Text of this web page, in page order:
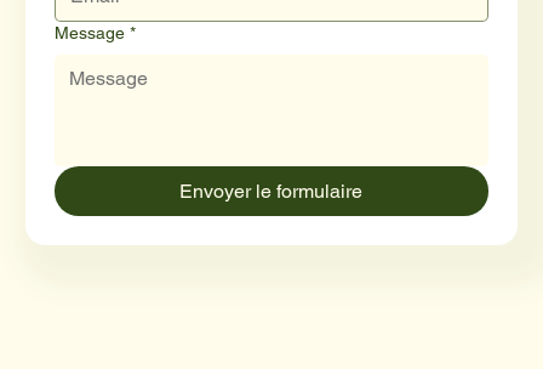
Message *
Envoyer le formulaire